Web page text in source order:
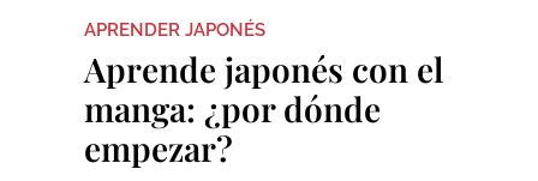
APRENDER JAPONÉS
Aprende japonés con el
manga: ¿por dónde
empezar?